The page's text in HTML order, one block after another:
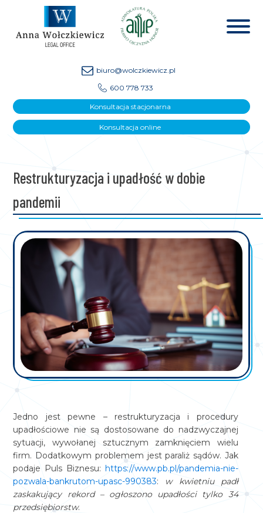
biuro@wolczkiewicz.pl
600 778 733
Konsultacja stacjonarna
Konsultacja online
Restrukturyzacja i upadłość w dobie
pandemii
Jedno jest pewne – restrukturyzacja i procedury
upadłościowe nie są dostosowane do nadzwyczajnej
sytuacji, wywołanej sztucznym zamknięciem wielu
firm. Dodatkowym problemem jest paraliż sądów. Jak
podaje Puls Biznesu: https://www.pb.pl/pandemia-nie-
pozwala-bankrutom-upasc-990383: w kwietniu padł
zaskakujący rekord – ogłoszono upadłości tylko 34
przedsiębiorstw.